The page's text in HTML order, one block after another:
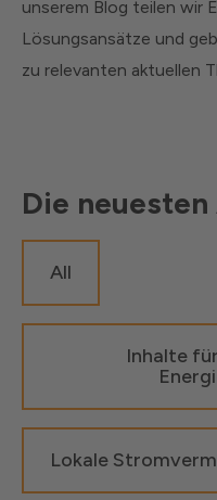
unserem Blog teilen wir
Lösungsansätze und
zu relevanten aktuellen
Die
All
Inhalte
Lokale